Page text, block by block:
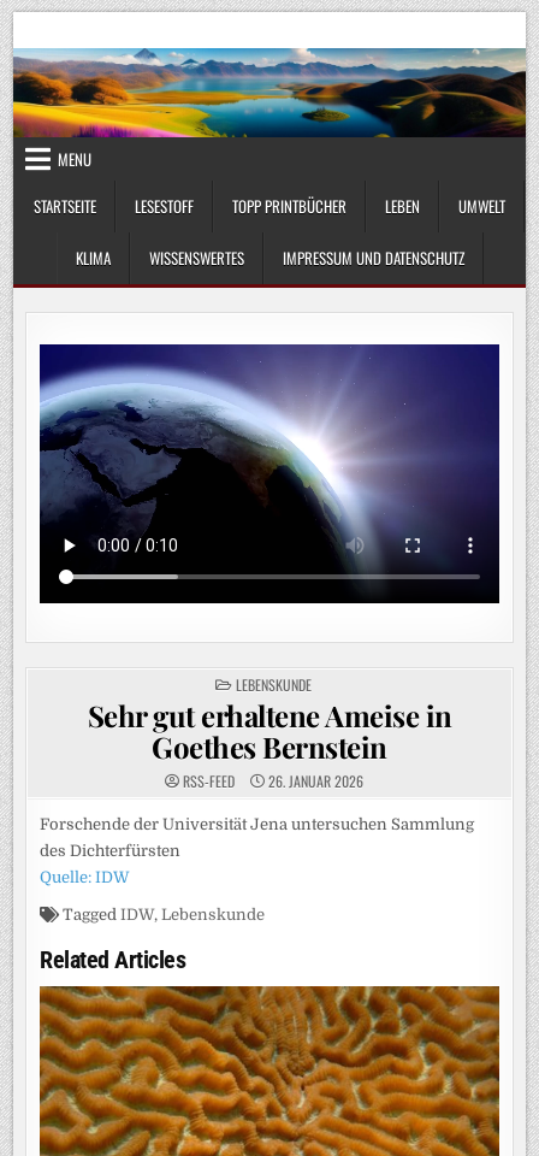
Skip
to
content
UmweltKlima.com
MENU
STARTSEITE
LESESTOFF TOPP PRINTBÜCHER LEBEN UMWELT
KLIMA WISSENSWERTES IMPRESSUM UND DATENSCHUTZ
POSTED
IN
LEBENSKUNDE
Sehr gut erhaltene Ameise in
Goethes Bernstein
RSS-FEED 26. JANUAR 2026
Forschende der Universität Jena untersuchen Sammlung
des Dichterfürsten
Quelle: IDW
TaggedIDW,Lebenskunde
Related Articles